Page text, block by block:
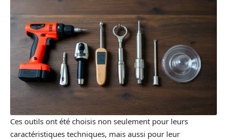
Ces outils ont été choisis non seulement pour leurs
caractéristiques techniques, mais aussi pour leur